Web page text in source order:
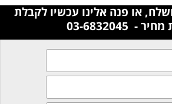
או פנה אלינו עכשיו לקבלת
- 03-6832045